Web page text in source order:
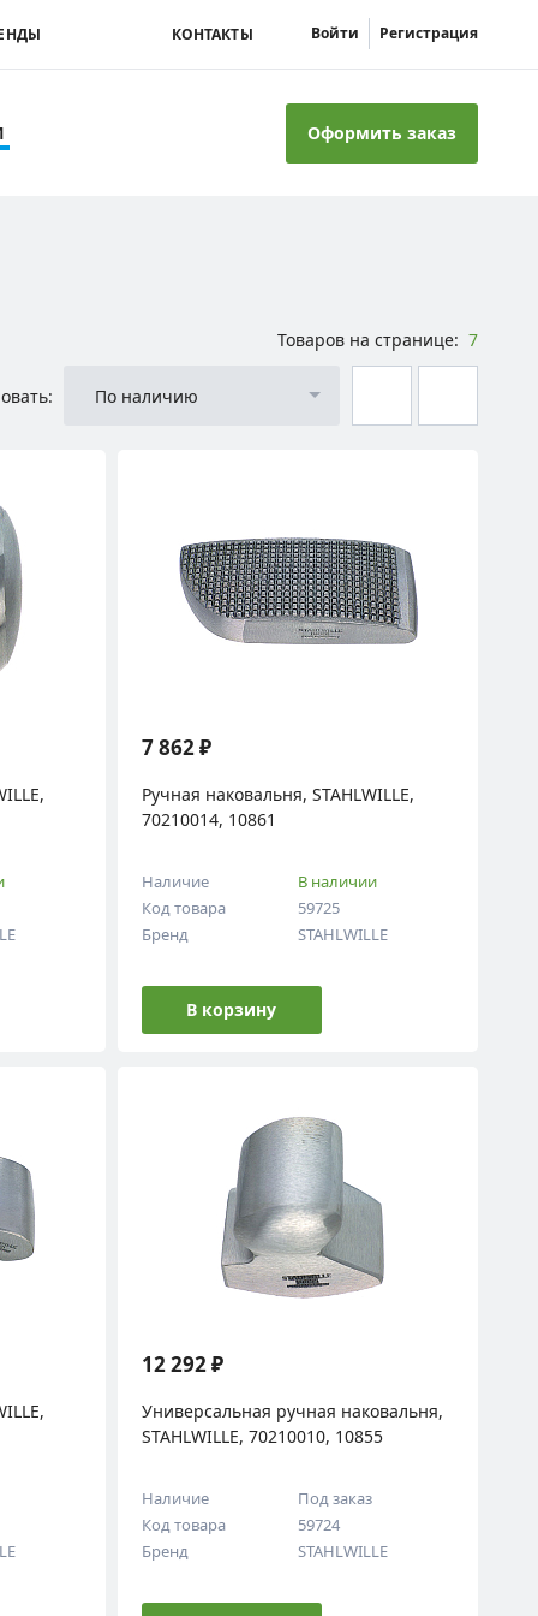
КОНТАКТЫ Войти Регистрация
Оформить заказ
Товаров на странице: 7
По наличию
7 862 ₽
Ручная наковальня, STAHLWILLE,
70210014, 10861
Наличие
В наличии
Код товара
59725
Бренд
STAHLWILLE
В корзину
12 292 ₽
Универсальная ручная наковальня,
STAHLWILLE, 70210010, 10855
Наличие
Под заказ
Код товара
59724
Бренд
STAHLWILLE